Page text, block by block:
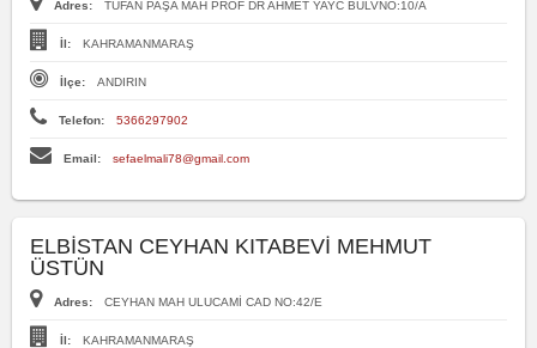
Adres: TUFAN PAŞA MAH PROF DR AHMET YAYC BULVNO:10/A
İl: KAHRAMANMARAŞ
İlçe: ANDIRIN
Telefon: 5366297902
Email: sefaelmali78@gmail.com
ELBİSTAN CEYHAN KITABEVİ MEHMUT
ÜSTÜN
Adres: CEYHAN MAH ULUCAMİ CAD NO:42/E
İl: KAHRAMANMARAŞ